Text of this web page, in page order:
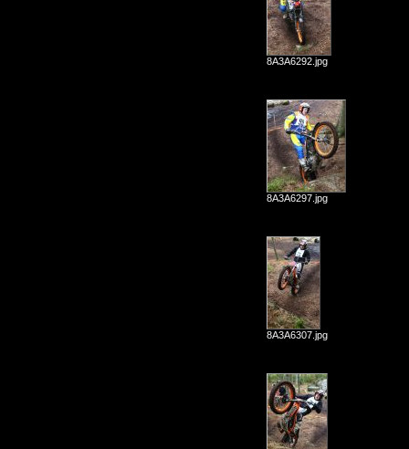
8A3A6292.jpg
8A3A6297.jpg
8A3A6307.jpg